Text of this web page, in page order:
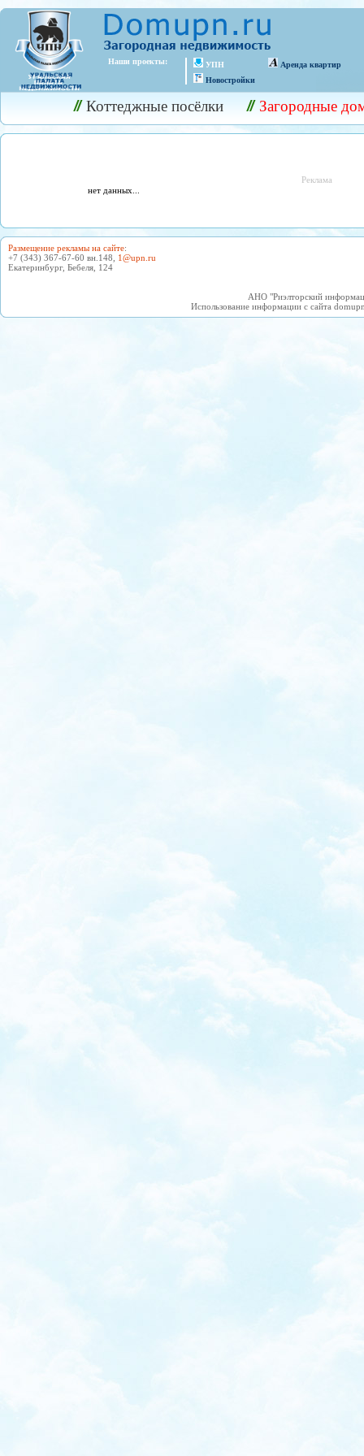
Наши проекты:
УПН
Новостройки
Аренда квартир
Коттеджные посёлки Загородные
Реклама
нет данных...
Размещение рекламы на сайте:
+7 (343) 367-67-60 вн.148, 1@upn.ru
Екатеринбург, Бебеля, 124
АНО "Риэлторский
Использование информации с сайта